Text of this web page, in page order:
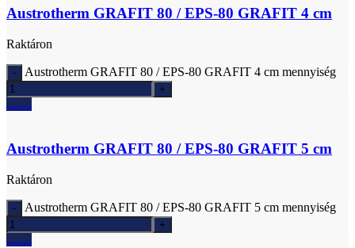
Austrotherm GRAFIT 80 / EPS-80 GRAFIT 4 cm
Raktáron
Austrotherm GRAFIT 80 / EPS-80 GRAFIT 4 cm mennyiség
Ajánlatkérés
Austrotherm GRAFIT 80 / EPS-80 GRAFIT 5 cm
Raktáron
Austrotherm GRAFIT 80 / EPS-80 GRAFIT 5 cm mennyiség
Ajánlatkérés